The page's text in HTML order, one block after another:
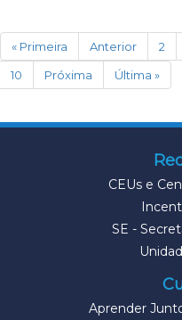
« Primeira Anterior 2
10
Próxima Última »
CEUs e
SE -
Aprender